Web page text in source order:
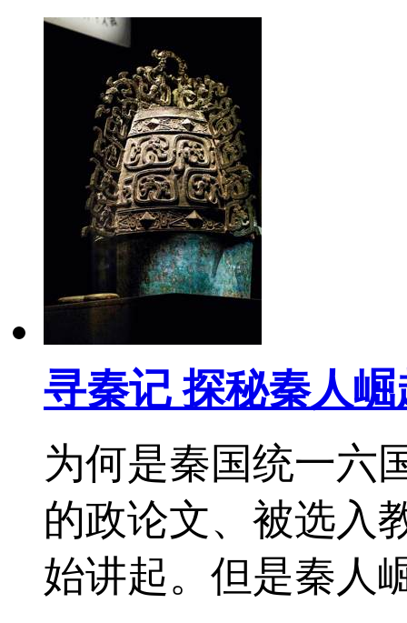
寻秦记 探秘秦人
为何是秦国统一六
的政论文、被选入
始讲起。但是秦人